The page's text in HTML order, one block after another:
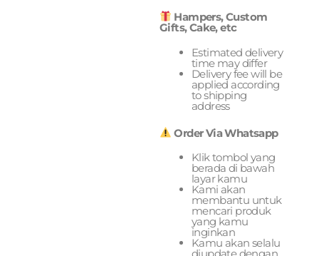
Hampers, Custom
Gifts, Cake, etc
Estimated delivery
time may differ
Delivery fee will be
applied according
to shipping
address
Order Via Whatsapp
Klik tombol yang
berada di bawah
layar kamu
Kami akan
membantu untuk
mencari produk
yang kamu
inginkan
Kamu akan selalu